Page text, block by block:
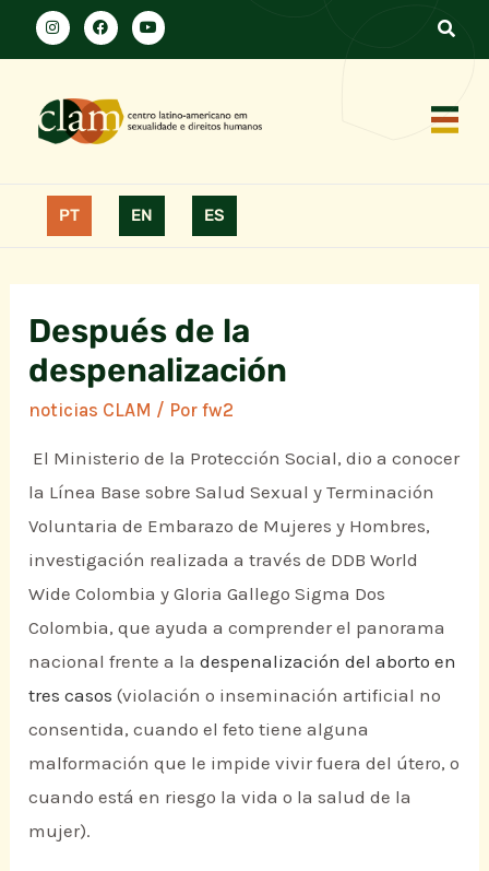
PT EN ES
Después de la
despenalización
noticias CLAM / Porfw2
El Ministerio de la Protección Social, dio a conocer
la Línea Base sobre Salud Sexual y Terminación
Voluntaria de Embarazo de Mujeres y Hombres,
investigación realizada a través de DDB World
Wide Colombia y Gloria Gallego Sigma Dos
Colombia, que ayuda a comprender el panorama
nacional frente a ladespenalización del aborto en
tres casos(violación o inseminación artificial no
consentida, cuando el feto tiene alguna
malformación que le impide vivir fuera del útero, o
cuando está en riesgo la vida o la salud de la
mujer).